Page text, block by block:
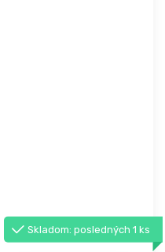
Skladom: posledných 1 ks